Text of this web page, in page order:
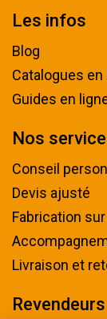
Les infos
Blog
Catalogues en
Guides en
Nos
Conseil
Devis ajusté
Fabrication
Livraison et
Revendeurs